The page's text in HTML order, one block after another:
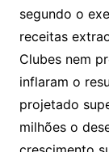
segundo o
receitas
Clubes nem
inflaram o
projetado
milhões o